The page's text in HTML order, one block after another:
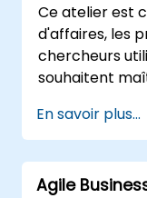
pour garantir
changements
s'assurant que
pertinentes,
aux exigences
Ce atelier est
d'affaires, les
chercheurs
souhaitent
commerciale
pratiques et
participants
données
En savoir plus...
Agile